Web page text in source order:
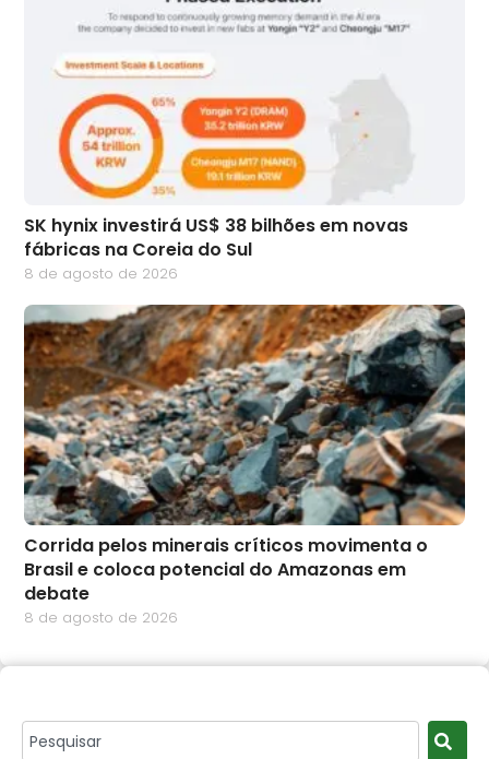
SK hynix investirá US$ 38 bilhões em novas
fábricas na Coreia do Sul
8 de agosto de 2026
Corrida pelos minerais críticos movimenta o
Brasil e coloca potencial do Amazonas em
debate
8 de agosto de 2026